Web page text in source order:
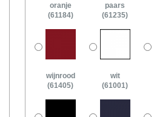
oranje
(61184)
paars
(61235)
wijnrood
(61405)
wit
(61001)